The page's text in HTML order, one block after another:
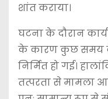
शांत कराया।
घटना के दौरान
के कारण कुछ समय के
निर्मित हो गई।
तत्परता से मामला